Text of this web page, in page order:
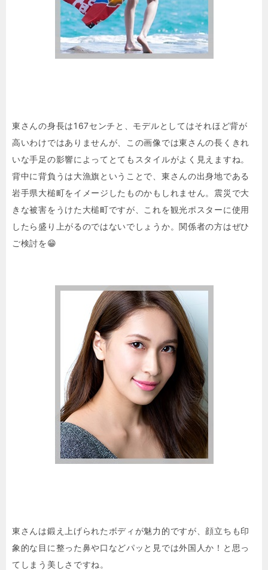
東さんの身長は167センチと、モデルとしてはそれほど背が
高いわけではありませんが、この画像では東さんの長くきれ
いな手足の影響によってとてもスタイルがよく見えますね。
背中に背負うは大漁旗ということで、東さんの出身地である
岩手県大槌町をイメージしたものかもしれません。震災で大
きな被害をうけた大槌町ですが、これを観光ポスターに使用
したら盛り上がるのではないでしょうか。関係者の方はぜひ
ご検討を😁
東さんは鍛え上げられたボディが魅力的ですが、顔立ちも印
象的な目に整った鼻や口などパッと見では外国人か！と思っ
てしまう美しさですね。